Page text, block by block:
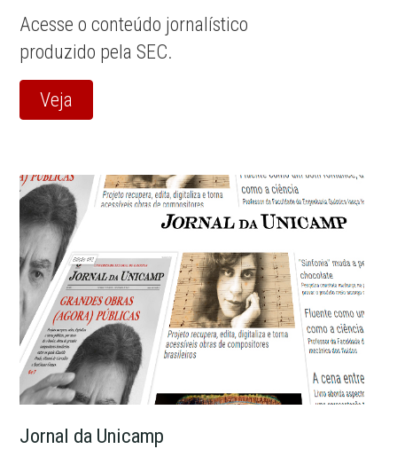
Acesse o conteúdo jornalístico
produzido pela SEC.
Veja
Jornal da Unicamp